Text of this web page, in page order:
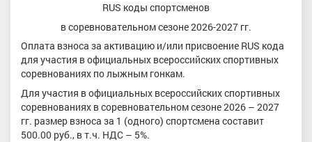
RUS коды спортсменов
в соревновательном сезоне 2026-2027 гг.
Оплата взноса за активацию и/или присвоение RUS кода
для участия в официальных всероссийских спортивных
соревнованиях по лыжным гонкам.
Для участия в официальных всероссийских спортивных
соревнованиях в соревновательном сезоне 2026 – 2027
гг. размер взноса за 1 (одного) спортсмена составит
500.00 руб., в т.ч. НДС – 5%.